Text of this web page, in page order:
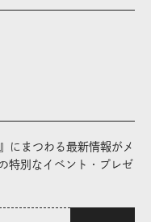
にまつわる最新情報がメ
特別なイベント・プレゼ